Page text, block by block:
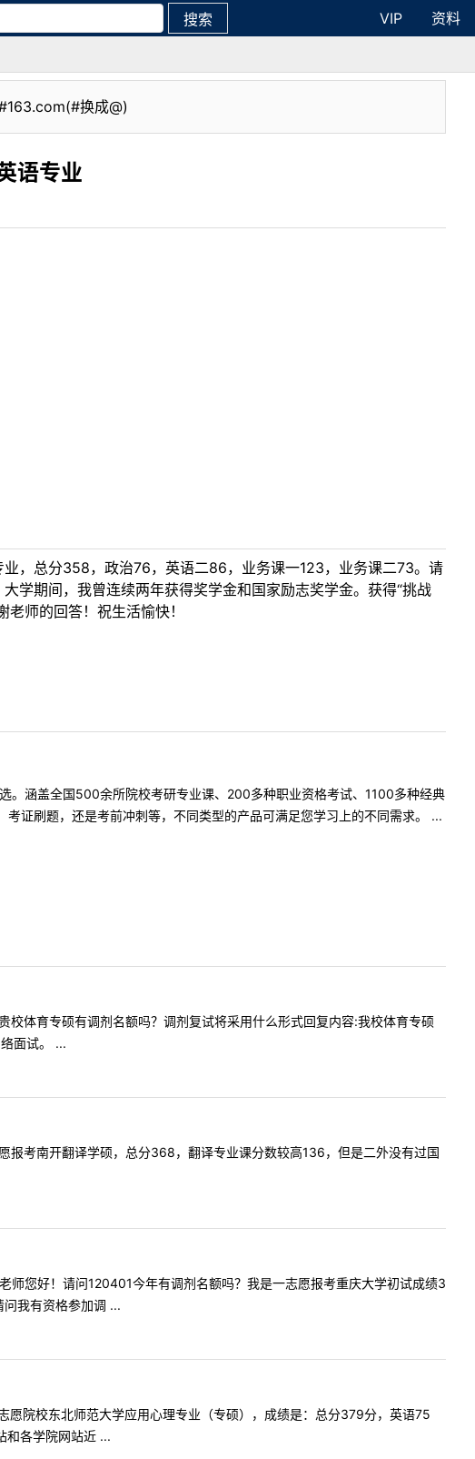
搜索 VIP
资料
换成@)
语专业
，总分358，政治76，英语二86，业务课一123，业务课二73。请
学期间，我曾连续两年获得奖学金和国家励志奖学金。获得“挑战
师的回答！祝生活愉快！
。涵盖全国500余所院校考研专业课、200多种职业资格考试、1100多种经典
证刷题，还是考前冲刺等，不同类型的产品可满足您学习上的不同需求。 ...
体育专硕有调剂名额吗？调剂复试将采用什么形式回复内容:我校体育专硕
面试。 ...
考南开翻译学硕，总分368，翻译专业课分数较高136，但是二外没有过国
您好！请问120401今年有调剂名额吗？我是一志愿报考重庆大学初试成绩3
我有资格参加调 ...
院校东北师范大学应用心理专业（专硕），成绩是：总分379分，英语75
和各学院网站近 ...